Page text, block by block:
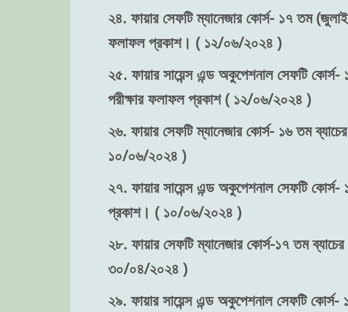
২৪. ফায়ার সেফটি ম্যানেজার কোর্স- ১৭ তম (জুলাই-
ফলাফল প্রকাশ। ( ১২/০৬/২০২৪ )
২৫. ফায়ার সায়েন্স এন্ড অকুপেশনাল সেফটি
পরীক্ষার ফলাফল প্রকাশ ( ১২/০৬/২০২৪ )
২৬. ফায়ার সেফটি ম্যানেজার কোর্স- ১৬ তম
১০/০৬/২০২৪ )
২৭. ফায়ার সায়েন্স এন্ড অকুপেশনাল সেফটি কোর্স-
প্রকাশ। ( ১০/০৬/২০২৪ )
২৮. ফায়ার সেফটি ম্যানেজার কোর্স-১৭ তম ব্যাচের
৩০/০৪/২০২৪ )
২৯. ফায়ার সায়েন্স এন্ড অকুপেশনাল সেফটি কোর্স-